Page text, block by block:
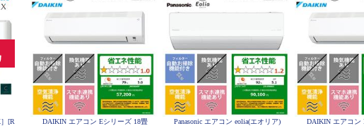
[R
DAIKIN エアコン Eシリーズ 18畳
Panasonic エアコン eolia(エオリア)
DAIKIN エアコン